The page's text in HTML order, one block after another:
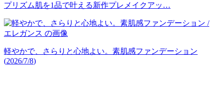
プリズム肌を1品で叶える新作プレメイクアッ…
軽やかで、さらりと心地よい。素肌感ファンデーション
(2026/7/8)